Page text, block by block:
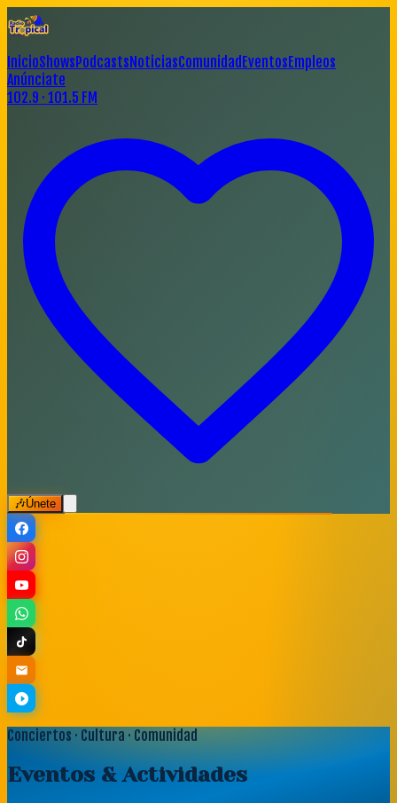
InicioShows Podcasts NoticiasComunidad Eventos Empleos
Anúnciate
102.9 · 101.5 FM
🎶Únete
Conciertos · Cultura · Comunidad
Eventos & Actividades